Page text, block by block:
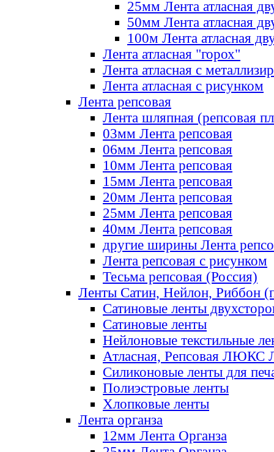
25мм Лента атласная
50мм Лента атласная
100м Лента атласная
Лента атласная "горох"
Лента атласная с
Лента атласная с рисунком
Лента репсовая
Лента шляпная (репсовая
03мм Лента репсовая
06мм Лента репсовая
10мм Лента репсовая
15мм Лента репсовая
20мм Лента репсовая
25мм Лента репсовая
40мм Лента репсовая
другие ширины Лента
Лента репсовая с рисунком
Тесьма репсовая (Россия)
Ленты Сатин, Нейлон, Риббон
Сатиновые ленты
Сатиновые ленты
Нейлоновые текстильные
Атласная, Репсовая ЛЮКС
Силиконовые ленты для
Полиэстровые ленты
Хлопковые ленты
Лента органза
12мм Лента Органза